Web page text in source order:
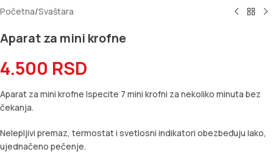
Početna/Svaštara
Aparat za mini krofne
4.500 RSD
Aparat za mini krofne Ispecite 7 mini krofni za nekoliko minuta bez
čekanja.
Nelepljivi premaz, termostat i svetlosni indikatori obezbeđuju lako,
ujednačeno pečenje.